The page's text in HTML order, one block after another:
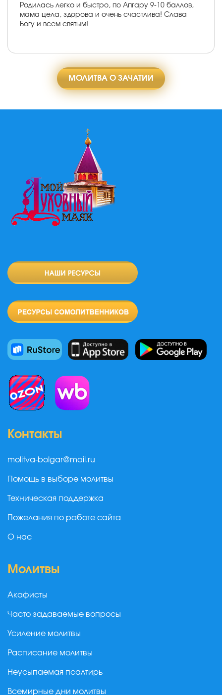
Родилась легко и быстро, по Апгару 9-10 баллов,
мама цела, здорова и очень счастлива! Слава
Богу и всем святым!
МОЛИТВА О ЗАЧАТИИ
Контакты
molitva-bolgar@mail.ru
Помощь в выборе молитвы
Техническая поддержка
Пожелания по работе сайта
О нас
Молитвы
Акафисты
Часто задаваемые вопросы
Усиление молитвы
Расписание молитвы
Неусыпаемая псалтирь
Всемирные дни молитвы